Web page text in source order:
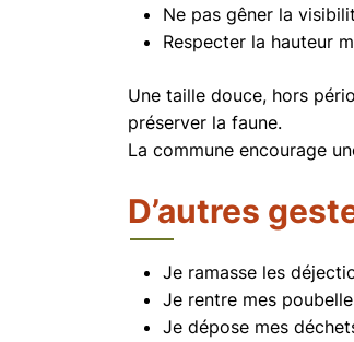
Ne pas gêner la
Respecter la hauteur
Une taille douce, hors
préserver la faune.
La commune encourage
D’autres
Je ramasse les
Je rentre mes
Je dépose mes